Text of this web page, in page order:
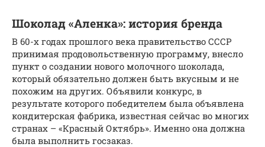
Шоколад «Аленка»: история бренда
В 60-х годах прошлого века правительство СССР
принимая продовольственную программу, внесло
пункт о создании нового молочного шоколада,
который обязательно должен быть вкусным и не
похожим на других. Объявили конкурс, в
результате которого победителем была объявлена
кондитерская фабрика, известная сейчас во многих
странах – «Красный Октябрь». Именно она должна
была выполнить госзаказ.